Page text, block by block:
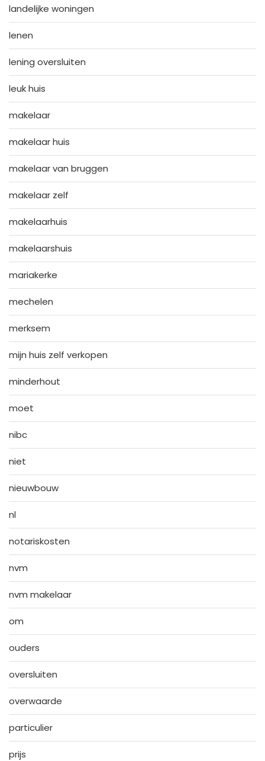
landelijke woningen
lenen
lening oversluiten
leuk huis
makelaar
makelaar huis
makelaar van bruggen
makelaar zelf
makelaarhuis
makelaarshuis
mariakerke
mechelen
merksem
mijn huis zelf verkopen
minderhout
moet
nibc
niet
nieuwbouw
nl
notariskosten
nvm
nvm makelaar
om
ouders
oversluiten
overwaarde
particulier
prijs